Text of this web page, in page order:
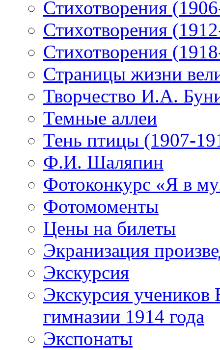
Стихотворения
Стихотворения
Стихотворения
Страницы жизни
Творчество И.А.
Темные аллеи
Тень птицы (1907-
Ф.И. Шаляпин
Фотоконкурс «Я в
Фотомоменты
Цены на билеты
Экранизация
Экскурсия
Экскурсия
гимназии 1914 года
Экспонаты